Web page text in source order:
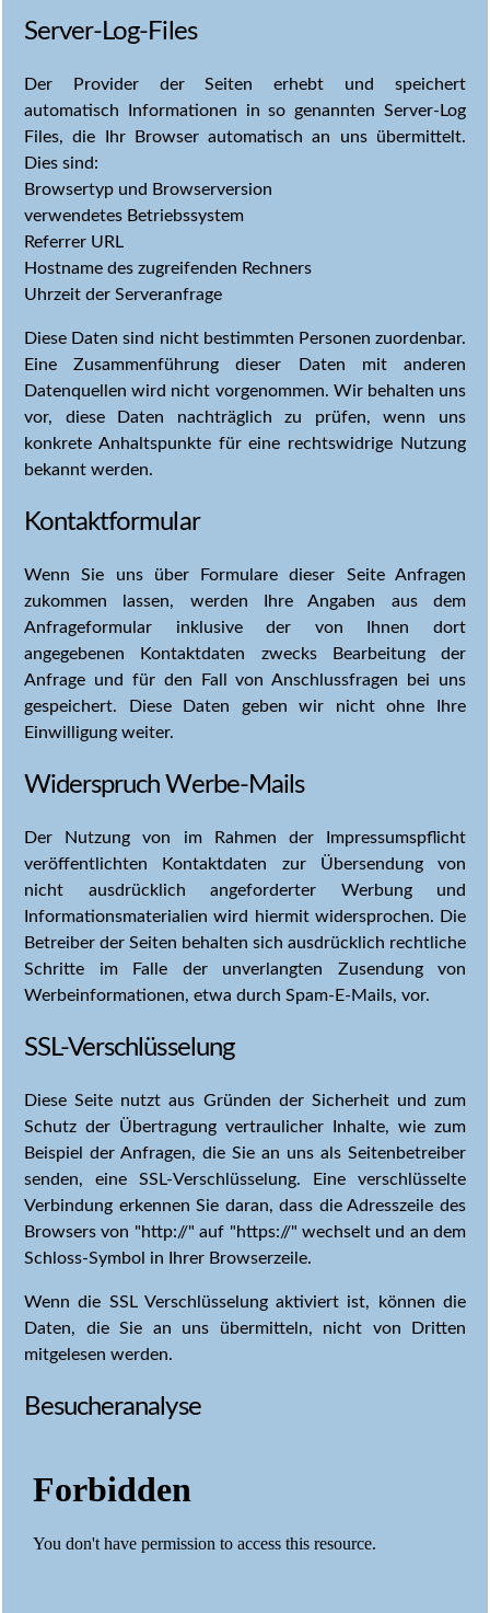
Server-Log-Files
Der Provider der Seiten erhebt und speichert
automatisch Informationen in so genannten Server-Log
Files, die Ihr Browser automatisch an uns übermittelt.
Dies sind:
Browsertyp und Browserversion
verwendetes Betriebssystem
Referrer URL
Hostname des zugreifenden Rechners
Uhrzeit der Serveranfrage
Diese Daten sind nicht bestimmten Personen zuordenbar.
Eine Zusammenführung dieser Daten mit anderen
Datenquellen wird nicht vorgenommen. Wir behalten uns
vor, diese Daten nachträglich zu prüfen, wenn uns
konkrete Anhaltspunkte für eine rechtswidrige Nutzung
bekannt werden.
Kontaktformular
Wenn Sie uns über Formulare dieser Seite Anfragen
zukommen lassen, werden Ihre Angaben aus dem
Anfrageformular inklusive der von Ihnen dort
angegebenen Kontaktdaten zwecks Bearbeitung der
Anfrage und für den Fall von Anschlussfragen bei uns
gespeichert. Diese Daten geben wir nicht ohne Ihre
Einwilligung weiter.
Widerspruch Werbe-Mails
Der Nutzung von im Rahmen der Impressumspflicht
veröffentlichten Kontaktdaten zur Übersendung von
nicht ausdrücklich angeforderter Werbung und
Informationsmaterialien wird hiermit widersprochen. Die
Betreiber der Seiten behalten sich ausdrücklich rechtliche
Schritte im Falle der unverlangten Zusendung von
Werbeinformationen, etwa durch Spam-E-Mails, vor.
SSL-Verschlüsselung
Diese Seite nutzt aus Gründen der Sicherheit und zum
Schutz der Übertragung vertraulicher Inhalte, wie zum
Beispiel der Anfragen, die Sie an uns als Seitenbetreiber
senden, eine SSL-Verschlüsselung. Eine verschlüsselte
Verbindung erkennen Sie daran, dass die Adresszeile des
Browsers von "http://" auf "https://" wechselt und an dem
Schloss-Symbol in Ihrer Browserzeile.
Wenn die SSL Verschlüsselung aktiviert ist, können die
Daten, die Sie an uns übermitteln, nicht von Dritten
mitgelesen werden.
Besucheranalyse